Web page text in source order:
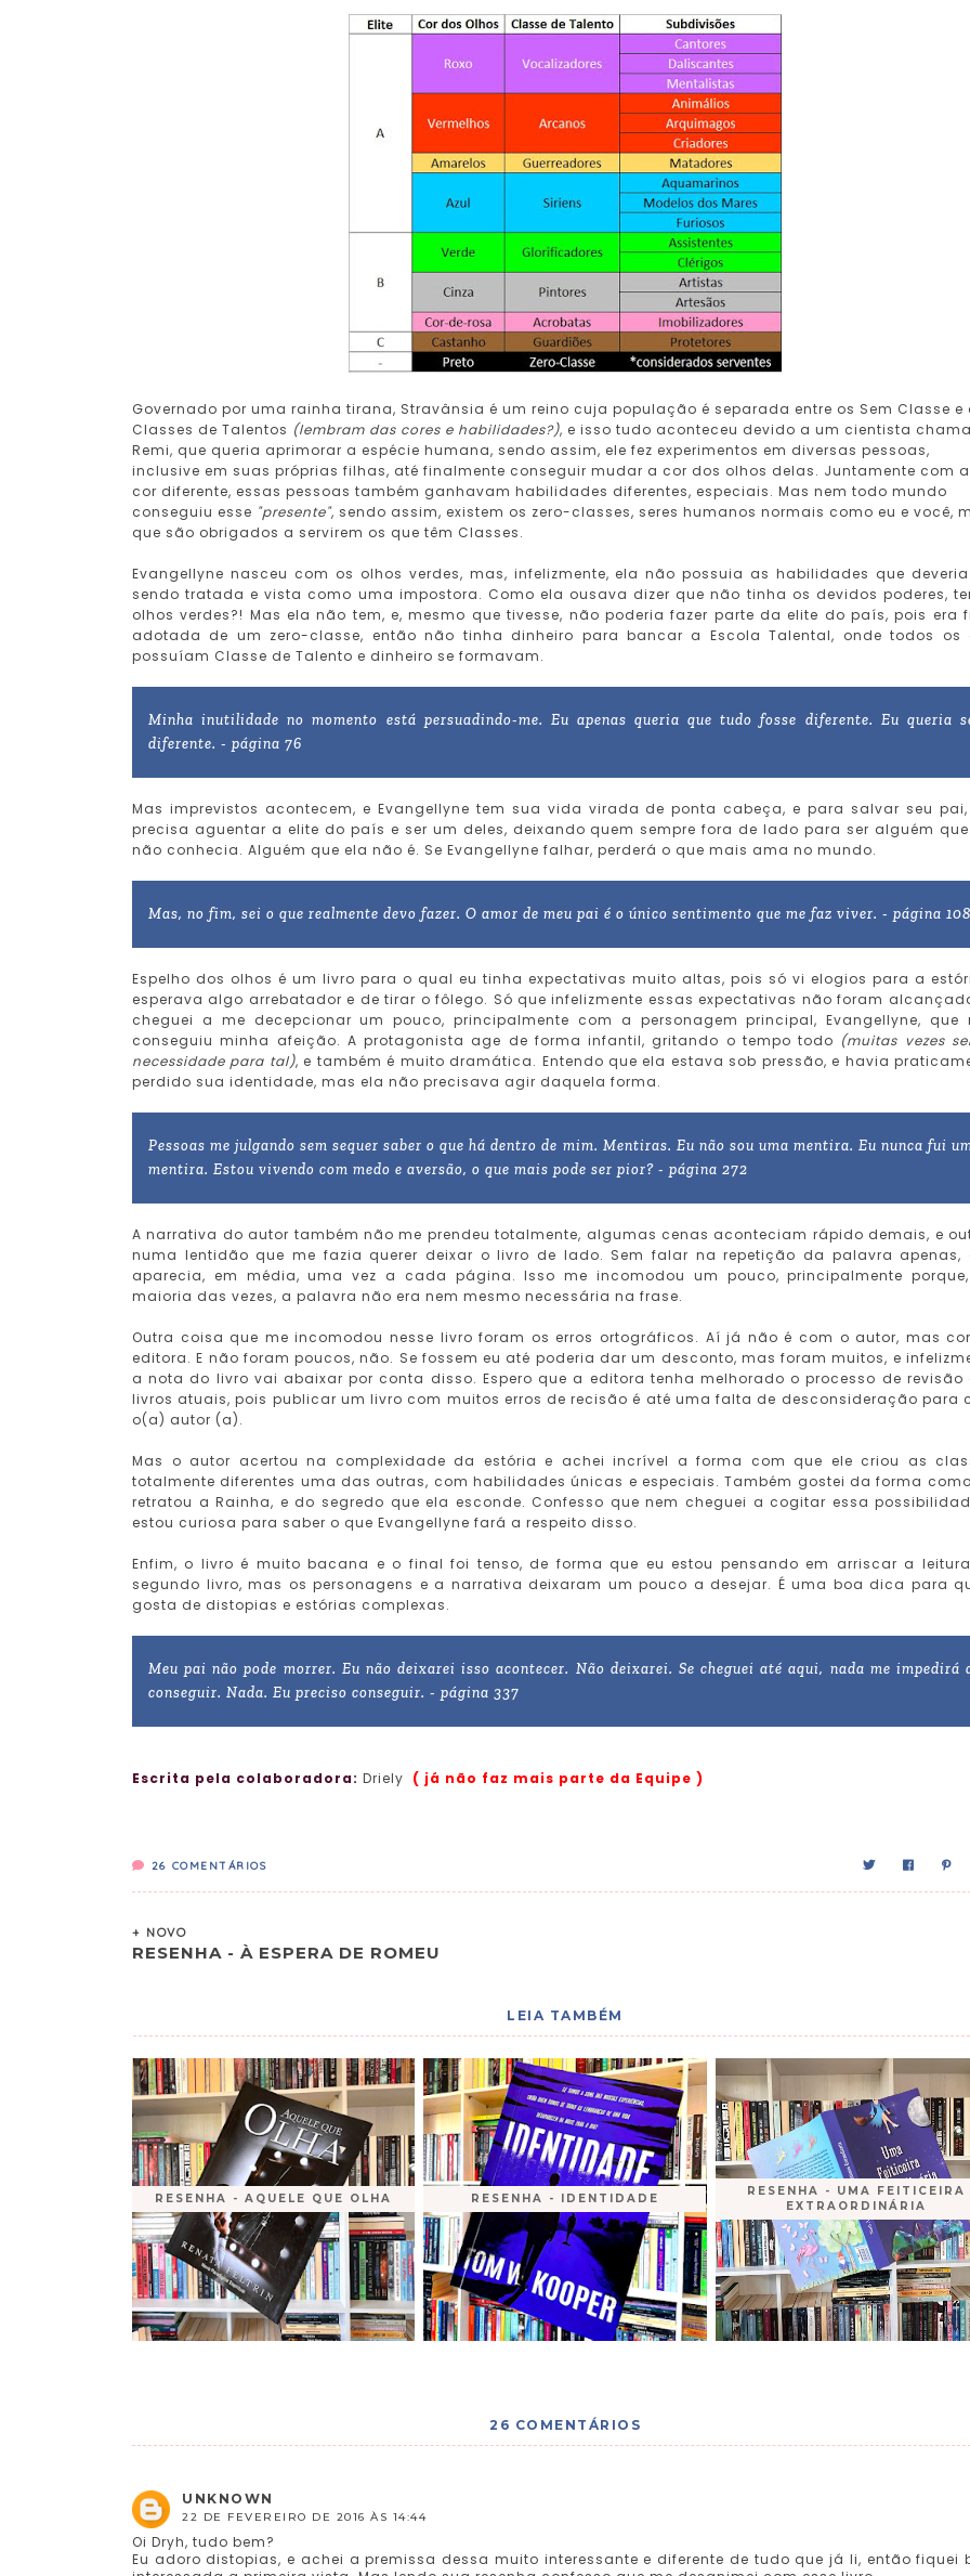
Governado por uma rainha tirana, Stravânsia é um reino cuja população é separada entre os Sem Classe e
Classes de Talentos (lembram das cores e habilidades?), e isso tudo aconteceu devido a um cientista
Remi, que queria aprimorar a espécie humana, sendo assim, ele fez experimentos em diversas pessoas,
inclusive em suas próprias filhas, até finalmente conseguir mudar a cor dos olhos delas. Juntamente com a
cor diferente, essas pessoas também ganhavam habilidades diferentes, especiais. Mas nem todo mundo
conseguiu esse "presente", sendo assim, existem os zero-classes, seres humanos normais como eu e você,
que são obrigados a servirem os que têm Classes.
Evangellyne nasceu com os olhos verdes, mas, infelizmente, ela não possuia as habilidades que
sendo tratada e vista como uma impostora. Como ela ousava dizer que não tinha os devidos poderes,
olhos verdes?! Mas ela não tem, e, mesmo que tivesse, não poderia fazer parte da elite do país, pois era
adotada de um zero-classe, então não tinha dinheiro para bancar a Escola Talental, onde todos os
possuíam Classe de Talento e dinheiro se formavam.
Minha inutilidade no momento está persuadindo-me. Eu apenas queria que tudo fosse diferente. Eu queria
diferente. - página 76
Mas imprevistos acontecem, e Evangellyne tem sua vida virada de ponta cabeça, e para salvar seu
precisa aguentar a elite do país e ser um deles, deixando quem sempre fora de lado para ser alguém
não conhecia. Alguém que ela não é. Se Evangellyne falhar, perderá o que mais ama no mundo.
Mas, no fim, sei o que realmente devo fazer. O amor de meu pai é o único sentimento que me faz viver. - página 108
Espelho dos olhos é um livro para o qual eu tinha expectativas muito altas, pois só vi elogios para a
esperava algo arrebatador e de tirar o fôlego. Só que infelizmente essas expectativas não foram
cheguei a me decepcionar um pouco, principalmente com a personagem principal, Evangellyne, que
conseguiu minha afeição. A protagonista age de forma infantil, gritando o tempo todo (muitas vezes
necessidade para tal), e também é muito dramática. Entendo que ela estava sob pressão, e havia
perdido sua identidade, mas ela não precisava agir daquela forma.
Pessoas me julgando sem sequer saber o que há dentro de mim. Mentiras. Eu não sou uma mentira. Eu nunca fui
mentira. Estou vivendo com medo e aversão, o que mais pode ser pior? - página 272
A narrativa do autor também não me prendeu totalmente, algumas cenas aconteciam rápido demais, e
numa lentidão que me fazia querer deixar o livro de lado. Sem falar na repetição da palavra apenas,
aparecia, em média, uma vez a cada página. Isso me incomodou um pouco, principalmente
maioria das vezes, a palavra não era nem mesmo necessária na frase.
Outra coisa que me incomodou nesse livro foram os erros ortográficos. Aí já não é com o autor, mas
editora. E não foram poucos, não. Se fossem eu até poderia dar um desconto, mas foram muitos, e
a nota do livro vai abaixar por conta disso. Espero que a editora tenha melhorado o processo de revisão
livros atuais, pois publicar um livro com muitos erros de recisão é até uma falta de desconsideração para
o(a) autor (a).
Mas o autor acertou na complexidade da estória e achei incrível a forma com que ele criou as
totalmente diferentes uma das outras, com habilidades únicas e especiais. Também gostei da forma
retratou a Rainha, e do segredo que ela esconde. Confesso que nem cheguei a cogitar essa
estou curiosa para saber o que Evangellyne fará a respeito disso.
Enfim, o livro é muito bacana e o final foi tenso, de forma que eu estou pensando em arriscar a
segundo livro, mas os personagens e a narrativa deixaram um pouco a desejar. É uma boa dica para
gosta de distopias e estórias complexas.
Meu pai não pode morrer. Eu não deixarei isso acontecer. Não deixarei. Se cheguei até aqui, nada me impedirá
conseguir. Nada. Eu preciso conseguir. - página 337
Escrita pela colaboradora: Driely ( já não faz mais parte da Equipe )
26 COMENTÁRIOS
+ NOVO
RESENHA - À ESPERA DE ROMEU
LEIA TAMBÉM
RESENHA - AQUELE QUE OLHA RESENHA - IDENTIDADE
RESENHA - UMA FEITICEIRA
EXTRAORDINÁRIA
26 COMENTÁRIOS
UNKNOWN
22 DE FEVEREIRO DE 2016 ÀS 14:44
Oi Dryh, tudo bem?
Eu adoro distopias, e achei a premissa dessa muito interessante e diferente de tudo que já li, então fiquei